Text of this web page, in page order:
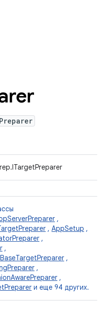
,
, AppSetup ,
,
,
BaseTargetPreparer ,
,
,
и еще 94 других.